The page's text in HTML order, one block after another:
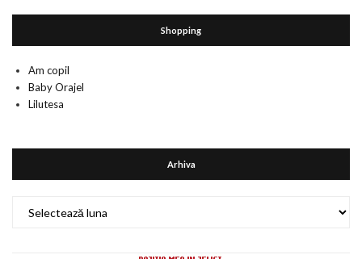
Shopping
Am copil
Baby Orajel
Lilutesa
Arhiva